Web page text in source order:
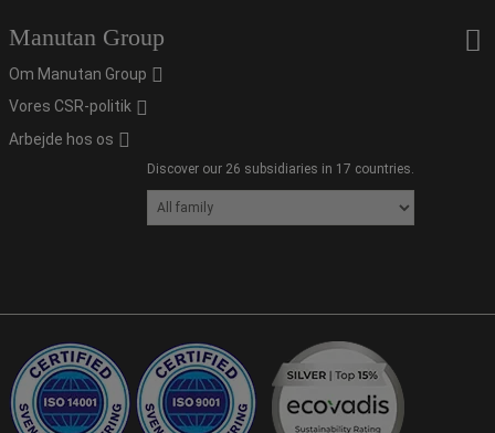
Manutan Group
Om Manutan Group
Vores CSR-politik
Arbejde hos os
Discover our 26 subsidiaries in 17 countries.